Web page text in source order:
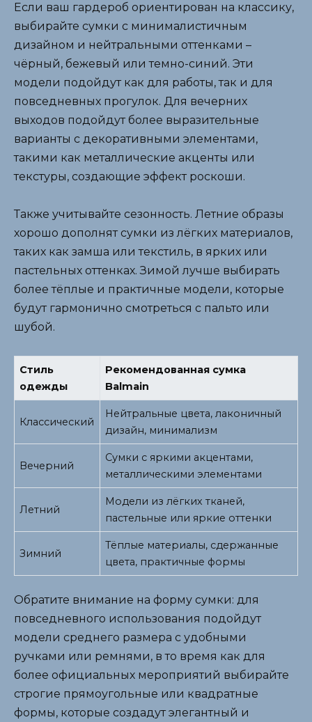
Если ваш гардероб ориентирован на классику,
выбирайте сумки с минималистичным
дизайном и нейтральными оттенками –
чёрный, бежевый или темно-синий. Эти
модели подойдут как для работы, так и для
повседневных прогулок. Для вечерних
выходов подойдут более выразительные
варианты с декоративными элементами,
такими как металлические акценты или
текстуры, создающие эффект роскоши.
Также учитывайте сезонность. Летние образы
хорошо дополнят сумки из лёгких материалов,
таких как замша или текстиль, в ярких или
пастельных оттенках. Зимой лучше выбирать
более тёплые и практичные модели, которые
будут гармонично смотреться с пальто или
шубой.
Стиль
одежды
Рекомендованная сумка
Balmain
Классический
Нейтральные цвета, лаконичный
дизайн, минимализм
Вечерний
Сумки с яркими акцентами,
металлическими элементами
Летний
Модели из лёгких тканей,
пастельные или яркие оттенки
Зимний
Тёплые материалы, сдержанные
цвета, практичные формы
Обратите внимание на форму сумки: для
повседневного использования подойдут
модели среднего размера с удобными
ручками или ремнями, в то время как для
более официальных мероприятий выбирайте
строгие прямоугольные или квадратные
формы, которые создадут элегантный и